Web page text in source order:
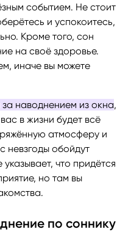
событием. Не стоит
и успокоитесь,
Кроме того, сон
на своё здоровье.
иначе вы можете
наводнением из окна,
в жизни будет всё
атмосферу и
невзгоды обойдут
что придётся
но там вы
по соннику